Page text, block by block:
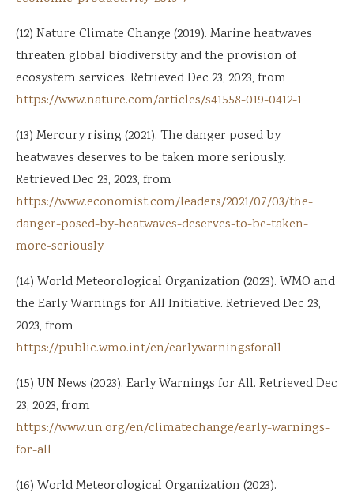
(12) Nature Climate Change (2019). Marine heatwaves
threaten global biodiversity and the provision of
ecosystem services. Retrieved Dec 23, 2023, from
https://www.nature.com/articles/s41558-019-0412-1
(13) Mercury rising (2021). The danger posed by
heatwaves deserves to be taken more seriously.
Retrieved Dec 23, 2023, from
https://www.economist.com/leaders/2021/07/03/the-
danger-posed-by-heatwaves-deserves-to-be-taken-
more-seriously
(14) World Meteorological Organization (2023). WMO and
the Early Warnings for All Initiative. Retrieved Dec 23,
2023, from
https://public.wmo.int/en/earlywarningsforall
(15) UN News (2023). Early Warnings for All. Retrieved Dec
23, 2023, from
https://www.un.org/en/climatechange/early-warnings-
for-all
(16) World Meteorological Organization (2023).